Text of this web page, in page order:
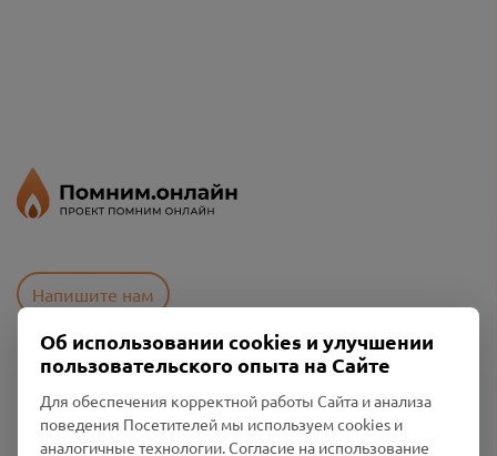
Напишите нам
Политика конфиденциальности
Промо-материалы
Об использовании cookies и улучшении
пользовательского опыта на Сайте
Для обеспечения корректной работы Сайта и анализа
поведения Посетителей мы используем cookies и
аналогичные технологии. Согласие на использование